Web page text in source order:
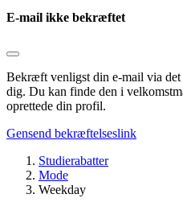
E-mail ikke bekræftet
Bekræft venligst din e-mail via
dig. Du kan finde den i
oprettede din profil.
Gensend bekræftelseslink
Studierabatter
Mode
Weekday